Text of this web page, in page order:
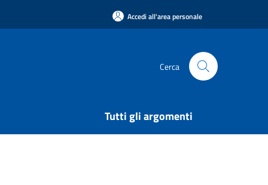
Accedi all'area personale
Cerca
Tutti gli argomenti